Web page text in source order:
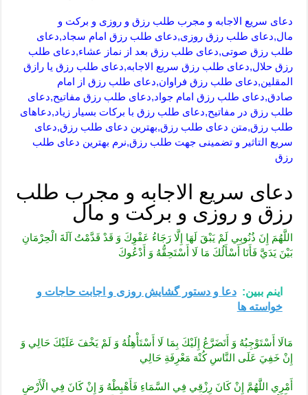
دعای سریع الاجابه و مجرب طلب رزق و روزی و برکت و
مال,دعای طلب رزق روزی,دعای طلب رزق امام سجاد,دعای
طلب رزق صوتی,دعای طلب رزق بعد از نماز عشاء,دعای طلب
رزق حلال,دعای طلب رزق سریع الاجابه,دعای طلب رزق یا رازق
المقلین,دعای طلب رزق فراوان,دعای طلب رزق از امام
صادق,دعای طلب رزق امام جواد,دعای طلب رزق مفاتیح,دعای
طلب رزق در مفاتیح,دعای طلب رزق با برکات بسیار زیاد,دعاهای
طلب رزق,متن دعای طلب رزق,بهترین دعای طلب رزق,دعای
سریع التاثیر و تضمینی جهت طلب رزق,نرم بهترین دعای طلب
رزق
دعای سریع الاجابه و مجرب طلب
رزق و روزی و برکت و مال
اللَّهُمَ‏ إِنَ‏ ذُنُوبِي‏ لَمْ‏ يَبْقَ‏ لَهَا إِلَّا رَجَاءُ عَفْوِكَ وَ قَدْ قَدَّمْتُ آلَةَ الْحِرْمَانِ
بَيْنَ يَدَيَّ فَأَنَا أَسْأَلُكَ مَا لَا أَسْتَحِقُّهُ وَ أَدْعُوكَ
اینم ببین: دعا و دستور گشایش روزی و اجابت حاجات و
خواسته ها
مَالَا أَسْتَوْجِبُهُ وَ أَتَضَرَّعُ إِلَيْكَ بِمَا لَا أَسْتَأْهِلُهُ وَ لَمْ يَخْفَ عَلَيْكَ حَالِي وَ
إِنْ خَفِيَ عَلَى النَّاسِ كُنْهَ مَعْرِفَةِ حَالِي
أَمْرِي اللَّهُمَّ إِنْ كَانَ رِزْقِي فِي السَّمَاءِ فَأَهْبِطْهُ وَ إِنْ كَانَ فِي الْأَرْضِ